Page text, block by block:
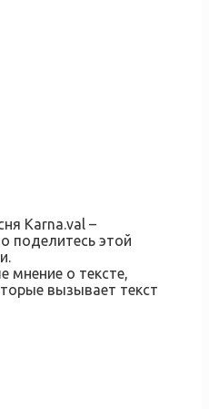
Karna.val –
поделитесь этой
мнение о тексте,
вызывает текст